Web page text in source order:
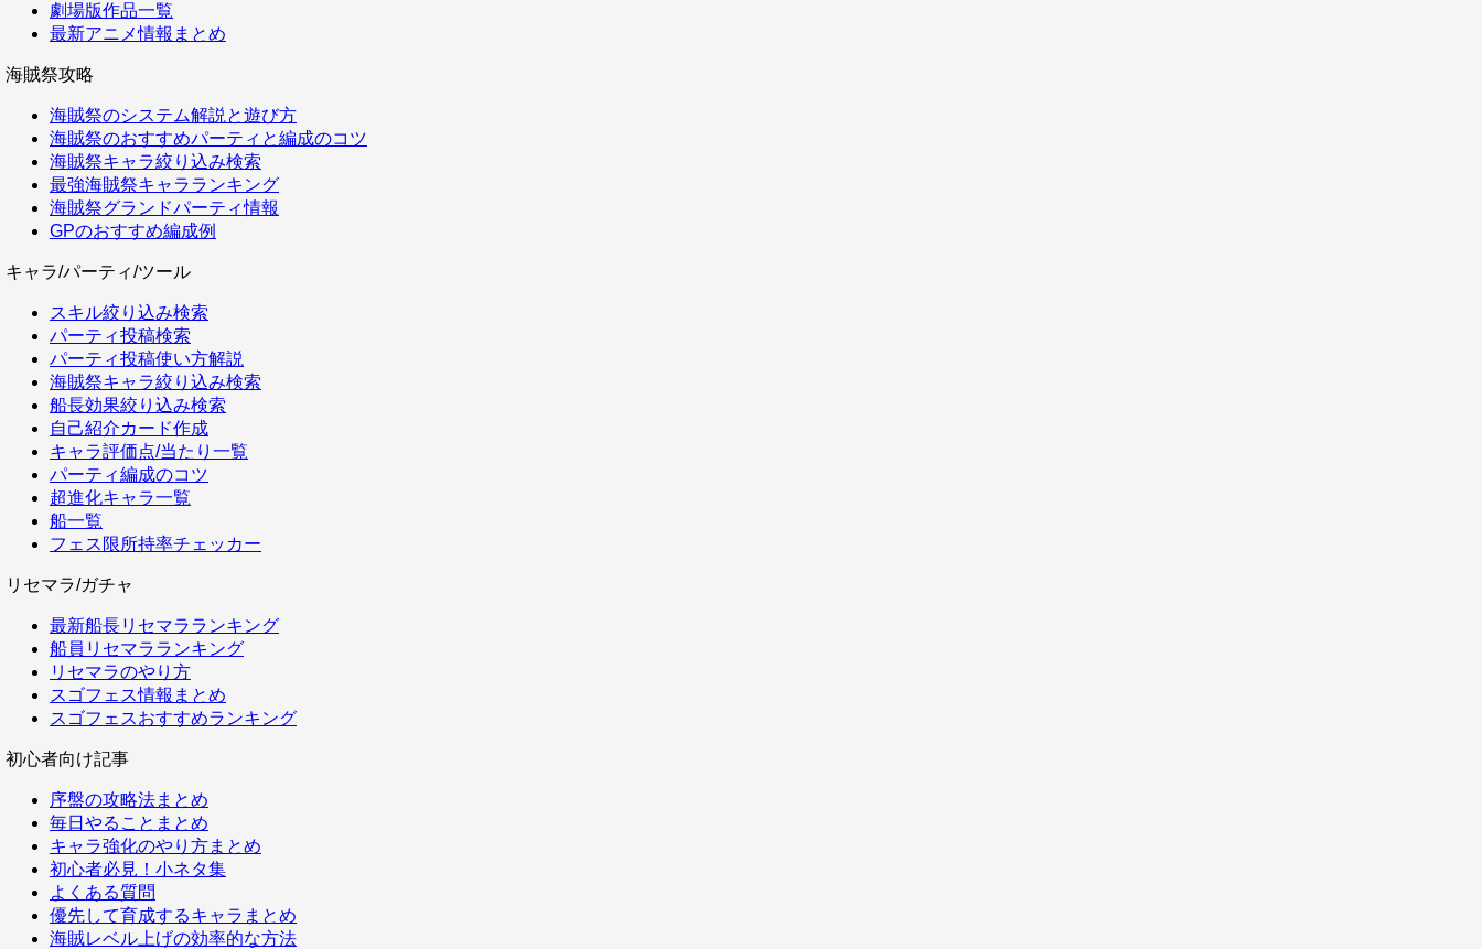
劇場版作品一覧
最新アニメ情報まとめ
海賊祭攻略
海賊祭のシステム解説と遊び方
海賊祭のおすすめパーティと編成のコツ
海賊祭キャラ絞り込み検索
最強海賊祭キャラランキング
海賊祭グランドパーティ情報
GPのおすすめ編成例
キャラ/パーティ/ツール
スキル絞り込み検索
パーティ投稿検索
パーティ投稿使い方解説
海賊祭キャラ絞り込み検索
船長効果絞り込み検索
自己紹介カード作成
キャラ評価点/当たり一覧
パーティ編成のコツ
超進化キャラ一覧
船一覧
フェス限所持率チェッカー
リセマラ/ガチャ
最新船長リセマラランキング
船員リセマラランキング
リセマラのやり方
スゴフェス情報まとめ
スゴフェスおすすめランキング
初心者向け記事
序盤の攻略法まとめ
毎日やることまとめ
キャラ強化のやり方まとめ
初心者必見！小ネタ集
よくある質問
優先して育成するキャラまとめ
海賊レベル上げの効率的な方法